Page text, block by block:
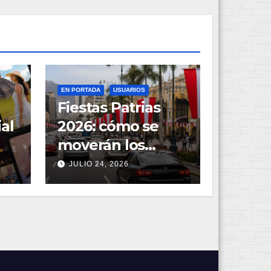
EN PORTADA USUARIOS
Fiestas Patrias
2026: cómo se
moverán los
limeños durante
el feriado largo
JULIO 24, 2026